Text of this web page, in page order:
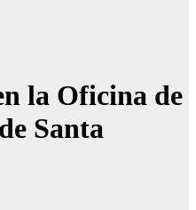
la Oficina de
Santa